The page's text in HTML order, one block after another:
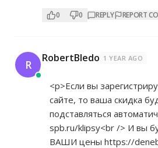
0 0 REPLY REPORT
R RobertBledo 1 YEAR AGO
<p>Если вы
сайте, то ваша скидка
подставляться
spb.ru/klipsy<br /> И вы
ВАШИ цены https://